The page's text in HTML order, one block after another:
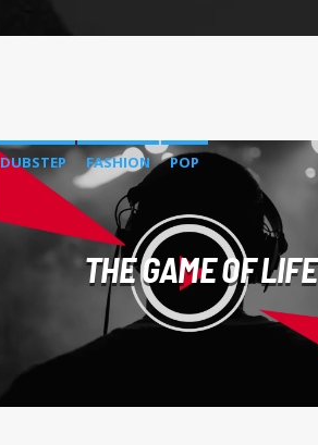
DUBSTEP FASHION POP
THE GAME OF LIFE